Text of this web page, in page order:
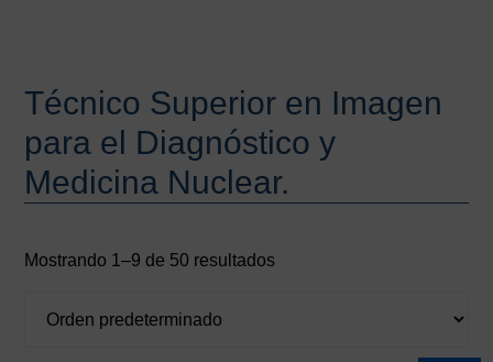
Técnico Superior en Imagen
para el Diagnóstico y
Medicina Nuclear.
Mostrando 1–9 de 50 resultados